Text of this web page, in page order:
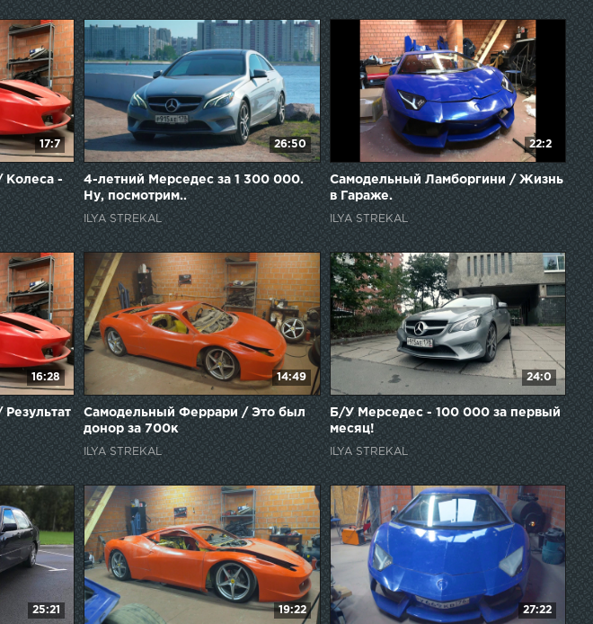
17:7
Колеса -
26:50
4-летний Мерседес за 1 300 000.
Ну, посмотрим..
ILYA STREKAL
22:2
Самодельный Ламборгини / Жизнь
в Гараже.
ILYA STREKAL
16:28 14:49
Самодельный Феррари / Это был
донор за 700к
ILYA STREKAL
24:0
Б/У Мерседес - 100 000 за первый
месяц!
ILYA STREKAL
25:21 19:22 27:22